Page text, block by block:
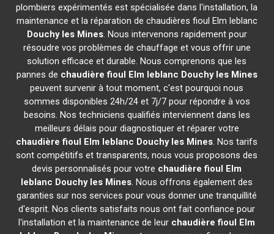
plombiers expérimentés est spécialisée dans l'installation, la
maintenance et la réparation de chaudières fioul Elm leblanc
Douchy les Mines. Nous intervenons rapidement pour
résoudre vos problèmes de chauffage et vous offrir une
solution efficace et durable. Nous comprenons que les
pannes de chaudière fioul Elm leblanc Douchy les Mines
peuvent survenir à tout moment, c'est pourquoi nous
sommes disponibles 24h/24 et 7j/7 pour répondre à vos
besoins. Nos techniciens qualifiés interviennent dans les
meilleurs délais pour diagnostiquer et réparer votre
chaudière fioul Elm leblanc Douchy les Mines. Nos tarifs
sont compétitifs et transparents, nous vous proposons des
devis personnalisés pour votre chaudière fioul Elm
leblanc Douchy les Mines. Nous offrons également des
garanties sur nos services pour vous donner une tranquillité
d'esprit. Nos clients satisfaits nous ont fait confiance pour
l'installation et la maintenance de leur chaudière fioul Elm